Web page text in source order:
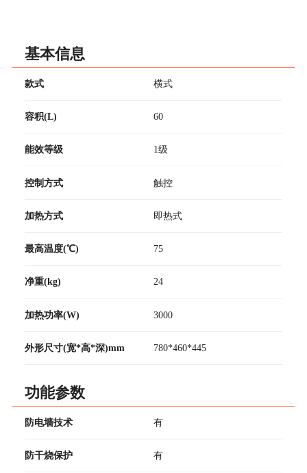
基本信息
款式 横式
容积(L) 60
能效等级 1级
控制方式 触控
加热方式 即热式
最高温度(℃) 75
净重(kg) 24
加热功率(W) 3000
外形尺寸(宽*高*深)mm 780*460*445
功能参数
防电墙技术 有
防干烧保护 有